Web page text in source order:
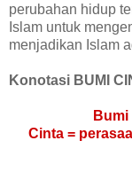
perubahan hidup
Islam untuk
menjadikan Islam
Konotasi BUMI
Cinta =